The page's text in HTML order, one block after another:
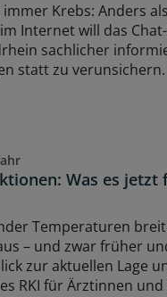
Krebs: Anders
Internet will das
sachlicher
statt zu verunsichern.
Was es jetzt
Temperaturen
– und zwar früher
zur aktuellen Lage
RKI für Ärztinnen und